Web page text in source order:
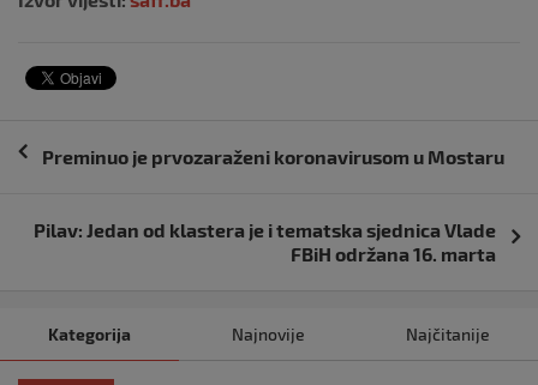
Navigacija
Preminuo je prvozaraženi koronavirusom u Mostaru
Pilav: Jedan od klastera je i tematska sjednica Vlade
FBiH održana 16. marta
Kategorija Najnovije Najčitanije